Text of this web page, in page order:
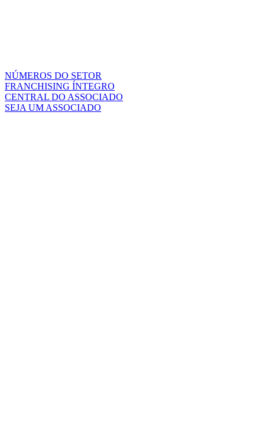
NÚMEROS DO SETOR
FRANCHISING ÍNTEGRO
CENTRAL DO ASSOCIADO
SEJA UM ASSOCIADO